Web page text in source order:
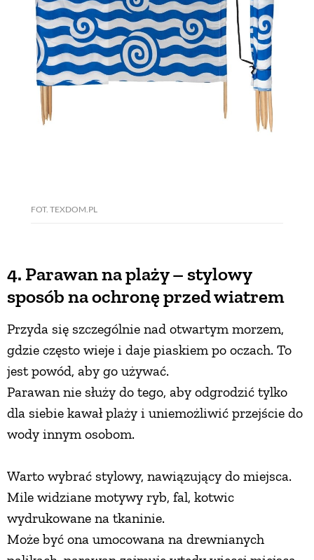
FOT. TEXDOM.PL
4. Parawan na plaży – stylowy
sposób na ochronę przed wiatrem
Przyda się szczególnie nad otwartym morzem,
gdzie często wieje i daje piaskiem po oczach. To
jest powód, aby go używać.
Parawan nie służy do tego, aby odgrodzić tylko
dla siebie kawał plaży i uniemożliwić przejście do
wody innym osobom.
Warto wybrać stylowy, nawiązujący do miejsca.
Mile widziane motywy ryb, fal, kotwic
wydrukowane na tkaninie.
Może być ona umocowana na drewnianych